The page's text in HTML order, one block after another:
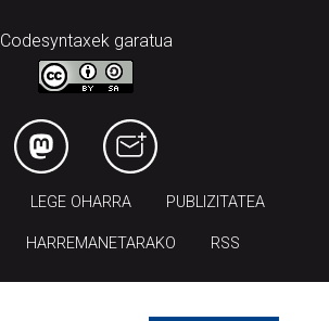
Codesyntaxek garatua
LEGE OHARRA PUBLIZITATEA
HARREMANETARAKO RSS